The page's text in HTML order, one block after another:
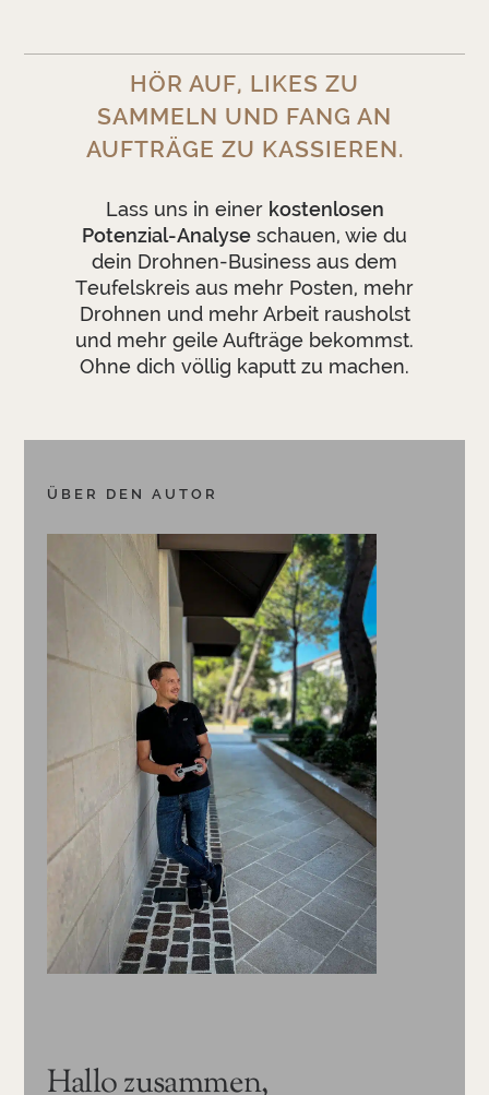
HÖR AUF, LIKES ZU
SAMMELN UND FANG AN
AUFTRÄGE ZU KASSIEREN.
Lass uns in einer kostenlosen
Potenzial-Analyse schauen, wie du
dein Drohnen-Business aus dem
Teufelskreis aus mehr Posten, mehr
Drohnen und mehr Arbeit rausholst
und mehr geile Aufträge bekommst.
Ohne dich völlig kaputt zu machen.
ÜBER DEN AUTOR
Hallo zusammen,